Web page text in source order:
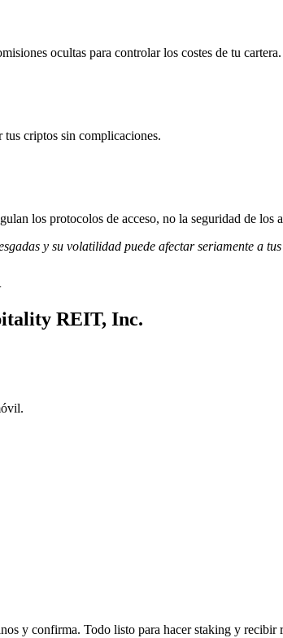
ocultas para controlar los costes de tu cartera.
criptos sin complicaciones.
los protocolos de acceso, no la seguridad de los
y su volatilidad puede afectar seriamente a
REIT, Inc.
y confirma. Todo listo para hacer staking y recibir